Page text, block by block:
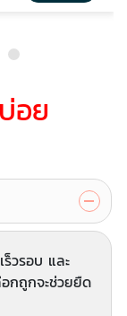
อย
วรอบ และ
กถูกจะช่วยยืด